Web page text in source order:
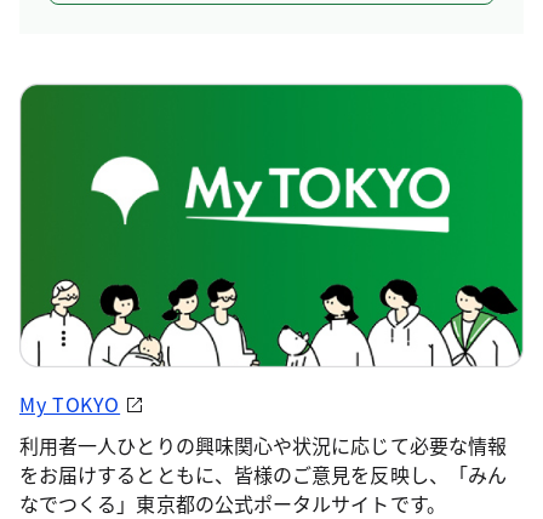
My TOKYO
利用者一人ひとりの興味関心や状況に応じて必要な情報
をお届けするとともに、皆様のご意見を反映し、「みん
なでつくる」東京都の公式ポータルサイトです。